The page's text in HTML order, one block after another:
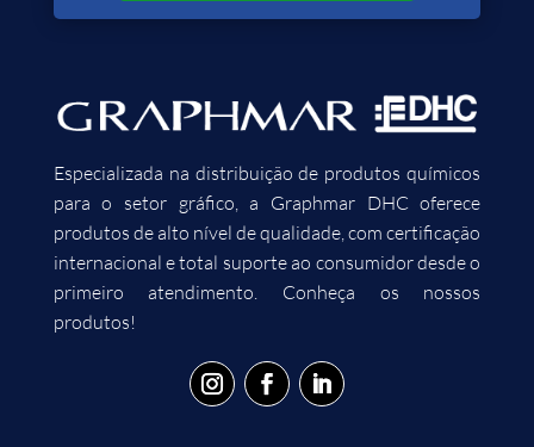
Especializada na distribuição de produtos químicos
para o setor gráfico, a Graphmar DHC oferece
produtos de alto nível de qualidade, com certificação
internacional e total suporte ao consumidor desde o
primeiro atendimento. Conheça os nossos
produtos!